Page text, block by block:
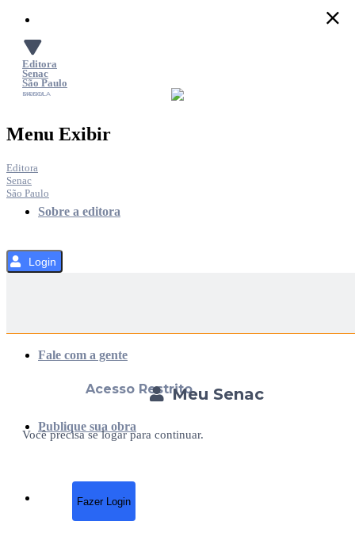
o
Conteúdo
Editora
Senac
São Paulo
SACOLA
MENU
Menu Exibir
Editora
Senac
São Paulo
Sobre a editora
Fale com a gente
Publique sua obra
Login
Meu Senac
Acesso Restrito
Você precisa se logar para continuar.
Fazer Login